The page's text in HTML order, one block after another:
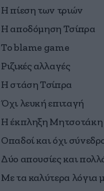
Η πίεση των τριών
Η αποδόμηση Τσίπρα
Το blame game
Ριζικές αλλαγές
Η στάση Τσίπρα
Όχι λευκή επιταγή
Η έκπληξη Μητσοτάκη
Οπαδοί και όχι
Δύο απουσίες και
Με τα καλύτερα λόγια